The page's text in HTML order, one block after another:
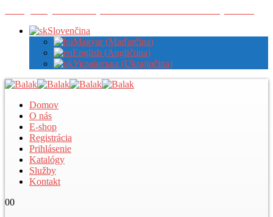
Slovenčina
Magyar (Maďarčina)
English (Angličtina)
Українська (Ukrajinčina)
Domov
O nás
E-shop
Registrácia
Prihlásenie
Katalógy
Služby
Kontakt
00